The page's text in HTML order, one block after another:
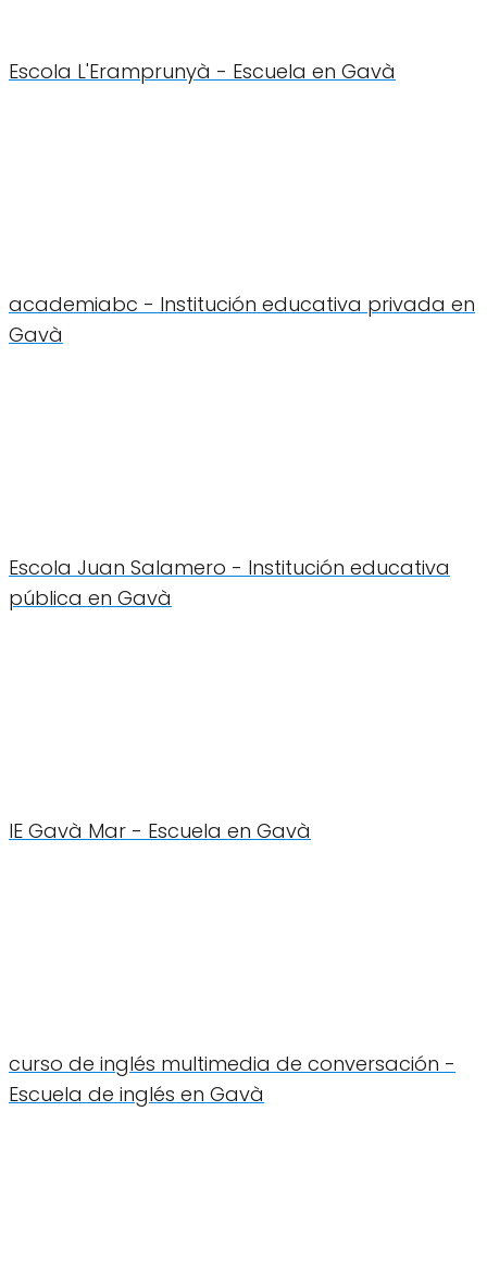
Escola L'Eramprunyà - Escuela en Gavà
academiabc - Institución educativa privada en
Gavà
Escola Juan Salamero - Institución educativa
pública en Gavà
IE Gavà Mar - Escuela en Gavà
curso de inglés multimedia de conversación -
Escuela de inglés en Gavà